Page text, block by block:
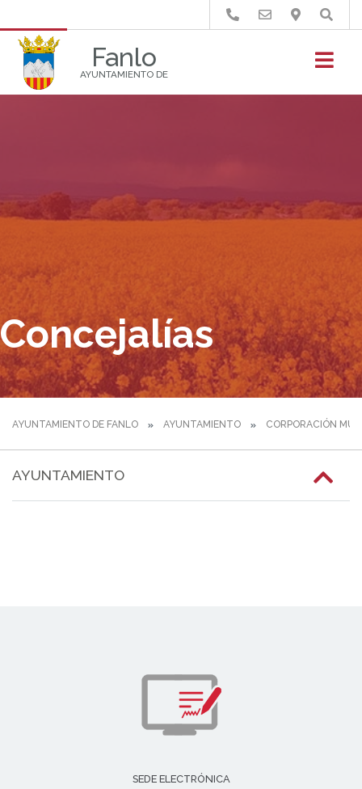
Fanlo
AYUNTAMIENTO DE
Buscar
Concejalías
AYUNTAMIENTO DE FANLO AYUNTAMIENTO CORPORACIÓN
AYUNTAMIENTO
SEDE ELECTRÓNICA